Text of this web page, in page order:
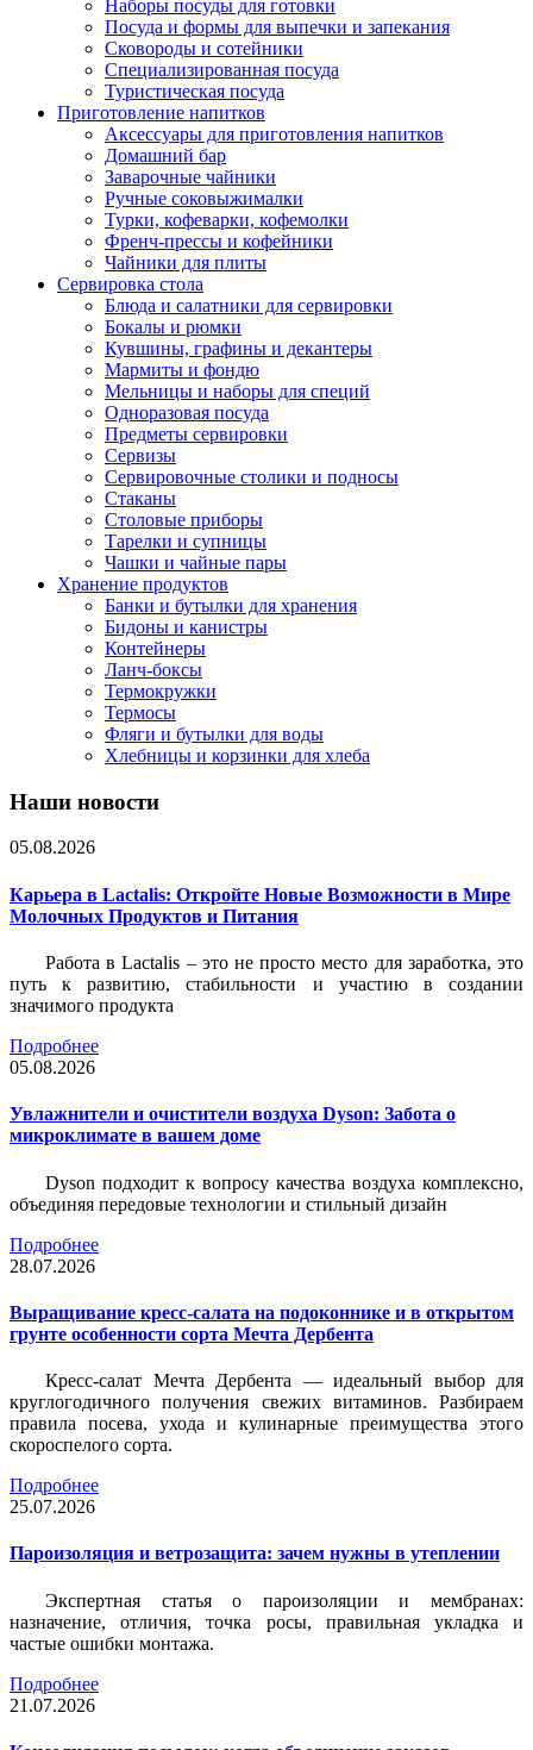
Наборы посуды для готовки
Посуда и формы для выпечки и запекания
Сковороды и сотейники
Специализированная посуда
Туристическая посуда
Приготовление напитков
Аксессуары для приготовления напитков
Домашний бар
Заварочные чайники
Ручные соковыжималки
Турки, кофеварки, кофемолки
Френч-прессы и кофейники
Чайники для плиты
Сервировка стола
Блюда и салатники для сервировки
Бокалы и рюмки
Кувшины, графины и декантеры
Мармиты и фондю
Мельницы и наборы для специй
Одноразовая посуда
Предметы сервировки
Сервизы
Сервировочные столики и подносы
Стаканы
Столовые приборы
Тарелки и супницы
Чашки и чайные пары
Хранение продуктов
Банки и бутылки для хранения
Бидоны и канистры
Контейнеры
Ланч-боксы
Термокружки
Термосы
Фляги и бутылки для воды
Хлебницы и корзинки для хлеба
Наши новости
05.08.2026
Карьера в Lactalis: Откройте Новые Возможности в Мире
Молочных Продуктов и Питания
Работа в Lactalis – это не просто место для заработка, это
путь к развитию, стабильности и участию в создании
значимого продукта
Подробнее
05.08.2026
Увлажнители и очистители воздуха Dyson: Забота о
микроклимате в вашем доме
Dyson подходит к вопросу качества воздуха комплексно,
объединяя передовые технологии и стильный дизайн
Подробнее
28.07.2026
Выращивание кресс-салата на подоконнике и в открытом
грунте особенности сорта Мечта Дербента
Кресс-салат Мечта Дербента — идеальный выбор для
круглогодичного получения свежих витаминов. Разбираем
правила посева, ухода и кулинарные преимущества этого
скороспелого сорта.
Подробнее
25.07.2026
Пароизоляция и ветрозащита: зачем нужны в утеплении
Экспертная статья о пароизоляции и мембранах:
назначение, отличия, точка росы, правильная укладка и
частые ошибки монтажа.
Подробнее
21.07.2026